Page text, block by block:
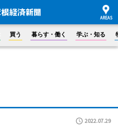
買う 暮らす・働く 学ぶ・知る
2022.07.29